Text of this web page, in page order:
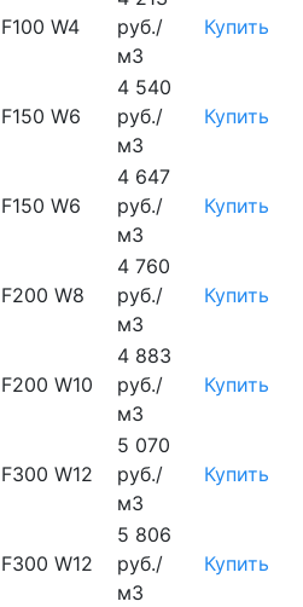
F100 W4
руб./
м3
Купить
F150 W6
4 540
руб./
м3
Купить
F150 W6
4 647
руб./
м3
Купить
F200 W8
4 760
руб./
м3
Купить
F200 W10
4 883
руб./
м3
Купить
F300 W12
5 070
руб./
м3
Купить
F300 W12
5 806
руб./
м3
Купить